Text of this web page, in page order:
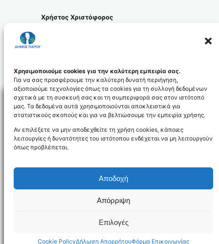
Χρησιμοποιούμε cookies για την καλύτερη εμπειρία σας.
Για να σας προσφέρουμε την καλύτερη δυνατή περιήγηση,
αξιοποιούμε τεχνολογίες όπως τα cookies για τη συλλογή δεδομένων
σχετικά με τη συσκευή σας και τη συμπεριφορά σας στον ιστότοπό
μας. Τα δεδομένα αυτά χρησιμοποιούνται αποκλειστικά για
στατιστικούς σκοπούς και για να βελτιώσουμε την εμπειρία χρήσης.
Αν επιλέξετε να μην αποδεχθείτε τη χρήση cookies, κάποιες
λειτουργίες ή δυνατότητες του ιστότοπου ενδέχεται να μη λειτουργούν
όπως προβλέπεται.
Αποδοχή
Απόρριψη
Επιλογές
Cookie PolicyΔήλωση ΑπορρήτουΦόρμα Επικοινωνίας
Χρήστος Χριστόφορος
NEWSLETTER
Δήλωση Προσβασιμότητας
Δήμος Πάρου